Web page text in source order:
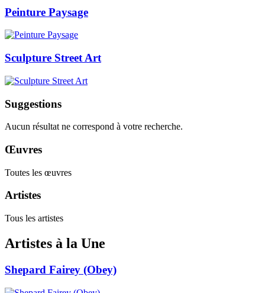
Peinture Paysage
Sculpture Street Art
Suggestions
Aucun résultat ne correspond à votre recherche.
Œuvres
Toutes les œuvres
Artistes
Tous les artistes
Artistes à la Une
Shepard Fairey (Obey)